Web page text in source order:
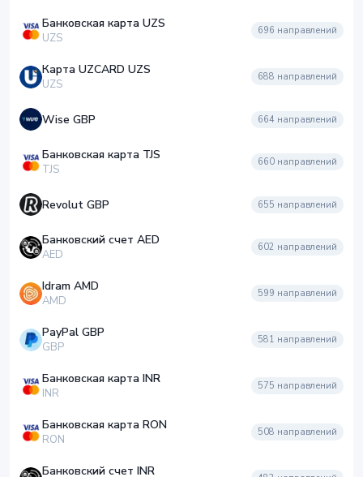
Банковская карта UZS
UZS
696 направлений
Карта UZCARD UZS
UZS
688 направлений
Wise GBP 664 направлений
Банковская карта TJS
TJS
660 направлений
Revolut GBP 655 направлений
Банковский счет AED
AED
602 направлений
Idram AMD
AMD
599 направлений
PayPal GBP
GBP
581 направлений
Банковская карта INR
INR
575 направлений
Банковская карта RON
RON
508 направлений
Банковский счет INR